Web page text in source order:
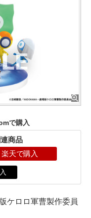
で購入
商品
楽天で購入
ケロロ軍曹製作委員